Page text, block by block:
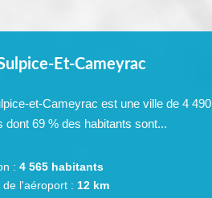
Et-Cameyrac
et-Cameyrac est une ville de 4 490
dont 69 % des habitants sont...
: 4 565 habitants
de l'aéroport : 12 km